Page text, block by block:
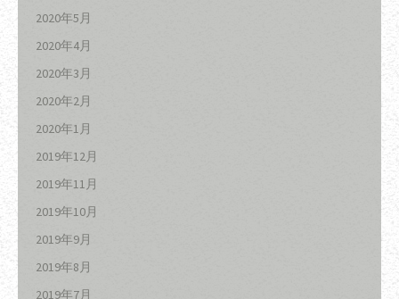
2020年5月
2020年4月
2020年3月
2020年2月
2020年1月
2019年12月
2019年11月
2019年10月
2019年9月
2019年8月
2019年7月